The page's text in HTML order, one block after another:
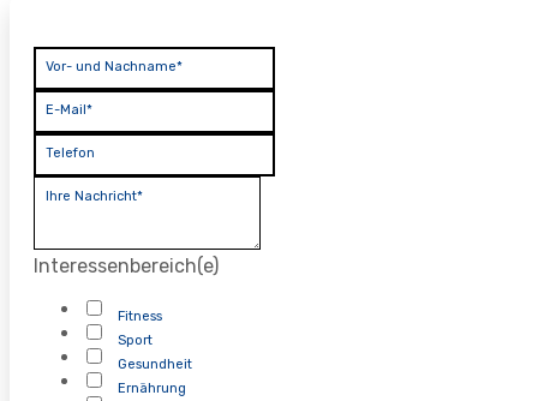
Vor- und Nachname*
E-Mail*
Telefon
Ihre Nachricht*
Interessenbereich(e)
Fitness
Sport
Gesundheit
Ernährung